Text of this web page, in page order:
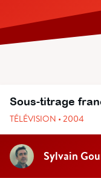
Sous-titrage
TÉLÉVISION • 2004
Sylvain